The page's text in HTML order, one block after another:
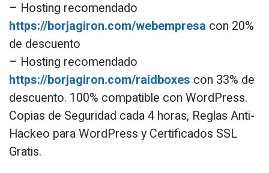
– Hosting recomendado
https://borjagiron.com/webempresa con 20%
de descuento
– Hosting recomendado
https://borjagiron.com/raidboxes con 33% de
descuento. 100% compatible con WordPress.
Copias de Seguridad cada 4 horas, Reglas Anti-
Hackeo para WordPress y Certificados SSL
Gratis.